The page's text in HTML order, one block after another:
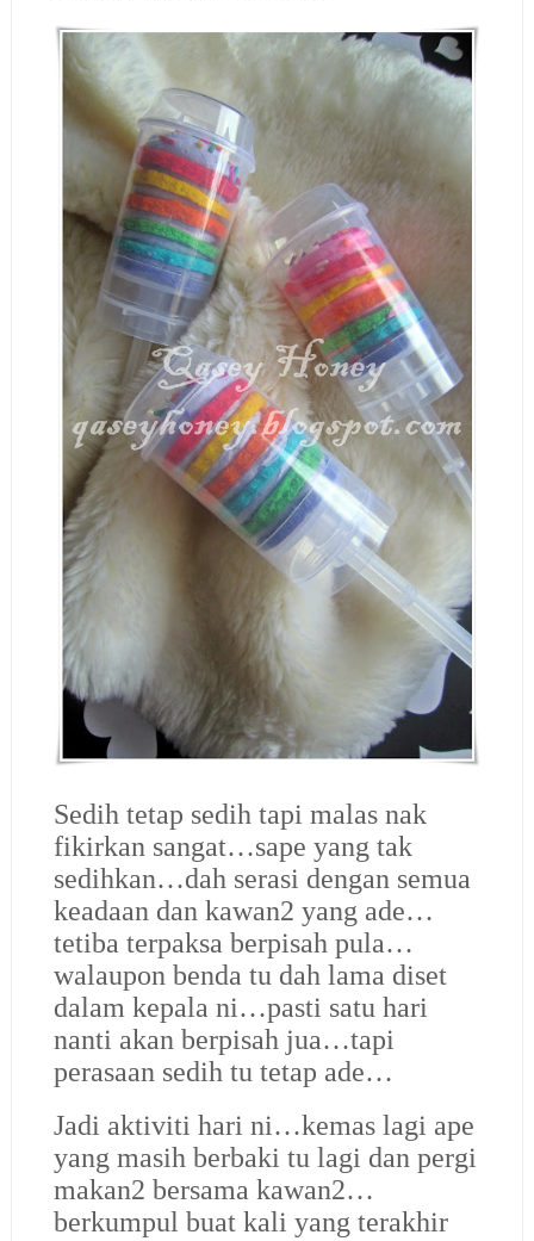
Sedih tetap sedih tapi malas nak
fikirkan sangat…sape yang tak
sedihkan…dah serasi dengan semua
keadaan dan kawan2 yang ade…
tetiba terpaksa berpisah pula…
walaupon benda tu dah lama diset
dalam kepala ni…pasti satu hari
nanti akan berpisah jua…tapi
perasaan sedih tu tetap ade…
Jadi aktiviti hari ni…kemas lagi ape
yang masih berbaki tu lagi dan pergi
makan2 bersama kawan2…
berkumpul buat kali yang terakhir